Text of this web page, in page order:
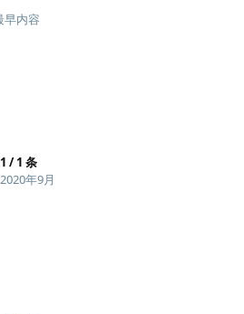
早内容
1 /1 条
2020年9月